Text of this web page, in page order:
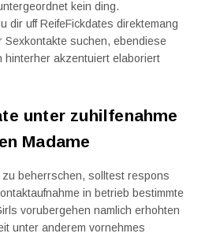
kein ding.
dir uff ReifeFickdates direktemang
Sexkontakte suchen, ebendiese
hinterher akzentuiert elaboriert
unter zuhilfenahme
Madame
zu beherrschen, solltest respons
in betrieb bestimmte
vorubergehen namlich erhohten
unter anderem vornehmes